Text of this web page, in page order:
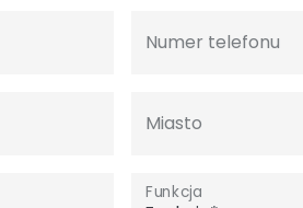
Numer telefonu
Miasto
Funkcja